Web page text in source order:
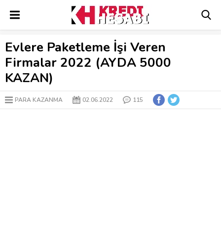
Evlere Paketleme İşi Veren
Firmalar 2022 (AYDA 5000
KAZAN)
PARA KAZANMA 02.06.2022 115